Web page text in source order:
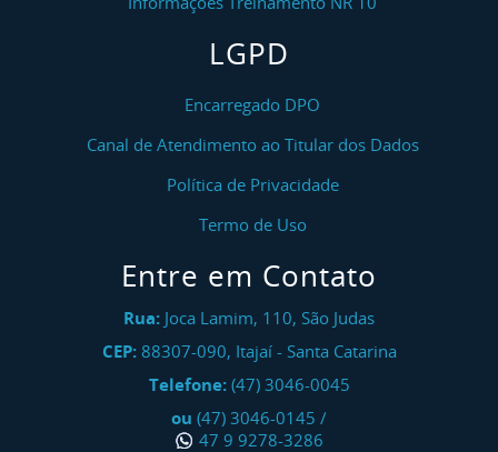
LGPD
Encarregado DPO
Canal de Atendimento ao Titular dos Dados
Política de Privacidade
Termo de Uso
Entre em Contato
Rua: Joca Lamim, 110, São Judas
CEP: 88307-090, Itajaí- Santa Catarina
Telefone: (47) 3046-0045
ou (47) 3046-0145 /
47 9 9278-3286